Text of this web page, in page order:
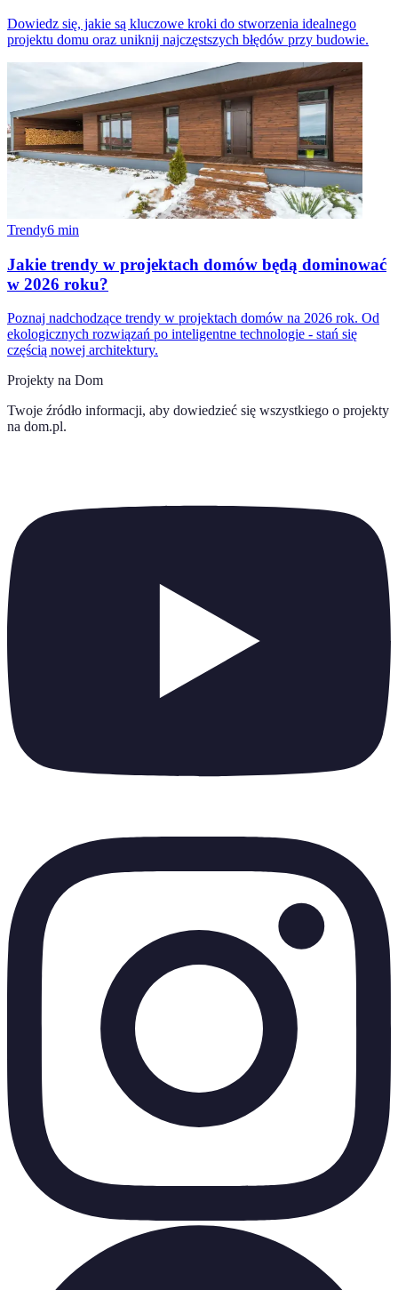
Dowiedz się, jakie są kluczowe kroki do stworzenia idealnego
projektu domu oraz uniknij najczęstszych błędów przy budowie.
Trendy6 min
Jakie trendy w projektach domów będą dominować
w 2026 roku?
Poznaj nadchodzące trendy w projektach domów na 2026 rok. Od
ekologicznych rozwiązań po inteligentne technologie - stań się
częścią nowej architektury.
Projekty na Dom
Twoje źródło informacji, aby dowiedzieć się wszystkiego o projekty
na dom.pl.